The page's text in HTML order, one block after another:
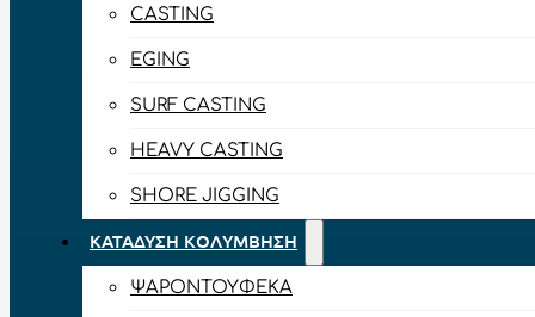
CASTING
EGING
SURF CASTING
HEAVY CASTING
SHORE JIGGING
ΚΑΤΆΔΥΣΗ ΚΟΛΎΜΒΗΣΗ
ΨΑΡΟΝΤΟΎΦΕΚΑ